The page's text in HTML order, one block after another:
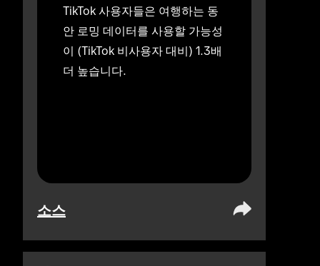
TikTok 사용자들은 여행하는 동
안 로밍 데이터를 사용할 가능성
이 (TikTok 비사용자 대비) 1.3배
더 높습니다.
소스